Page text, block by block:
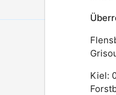
Kiel: